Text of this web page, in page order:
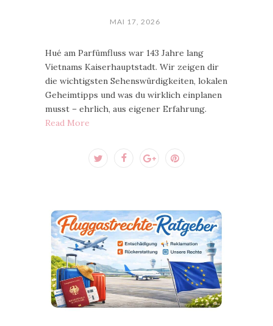
MAI 17, 2026
Hué am Parfümfluss war 143 Jahre lang
Vietnams Kaiserhauptstadt. Wir zeigen dir
die wichtigsten Sehenswürdigkeiten, lokalen
Geheimtipps und was du wirklich einplanen
musst – ehrlich, aus eigener Erfahrung.
Read More